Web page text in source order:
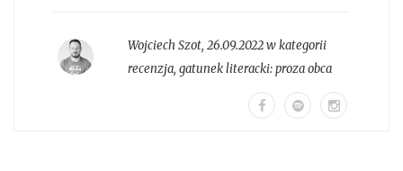
Wojciech Szot, 26.09.2022 w kategorii
recenzja, gatunek literacki:proza obca